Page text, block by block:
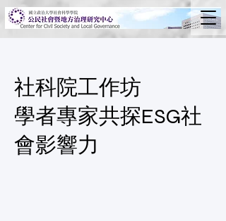
社科院工作坊
學者專家共探ESG社
會影響力